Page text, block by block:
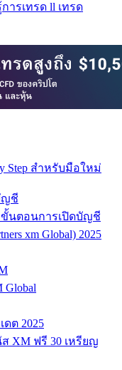
ารเทรด ll เทรด
Step สำหรับมือใหม่
ญชี
ขั้นตอนการเปิดบัญชี
xm Global) 2025
ต 2025
XM ฟรี 30 เหรียญ